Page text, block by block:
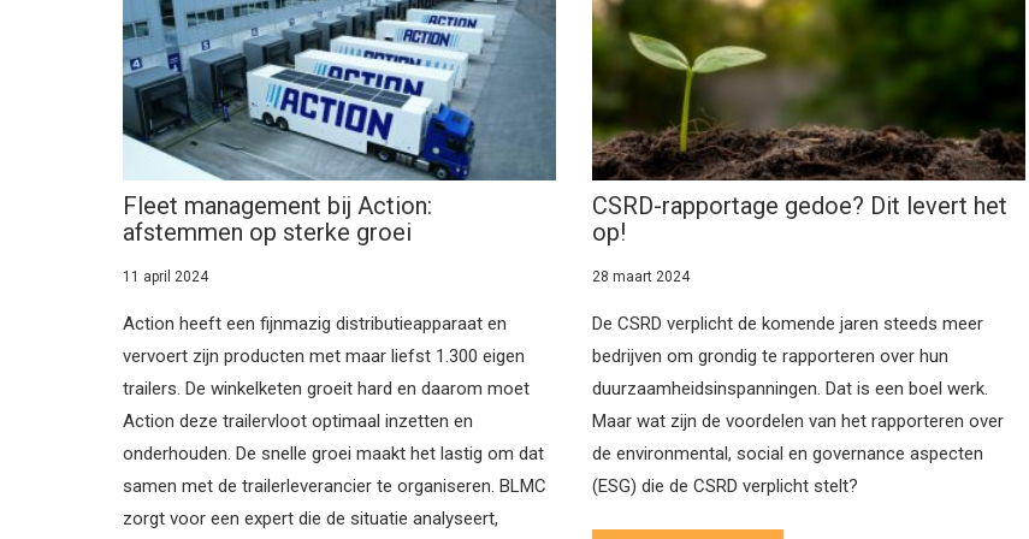
Fleet management bij Action:
afstemmen op sterke groei
11 april 2024
Action heeft een fijnmazig distributieapparaat en
vervoert zijn producten met maar liefst 1.300 eigen
trailers. De winkelketen groeit hard en daarom moet
Action deze trailervloot optimaal inzetten en
onderhouden. De snelle groei maakt het lastig om dat
samen met de trailerleverancier te organiseren. BLMC
zorgt voor een expert die de situatie analyseert,
CSRD-rapportage gedoe? Dit levert het
op!
28 maart 2024
De CSRD verplicht de komende jaren steeds meer
bedrijven om grondig te rapporteren over hun
duurzaamheidsinspanningen. Dat is een boel werk.
Maar wat zijn de voordelen van het rapporteren over
de environmental, social en governance aspecten
(ESG) die de CSRD verplicht stelt?